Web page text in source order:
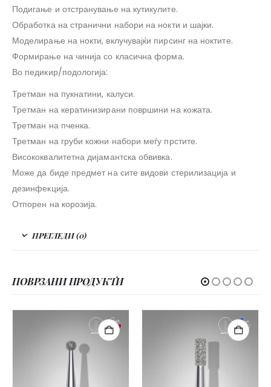
Подигање и отстранување на кутикулите.
Обработка на странични набори на нокти и шајки.
Моделирање на нокти, вклучувајќи пирсинг на ноктите.
Формирање на чинија со класична форма.
Во педикир/подологија:
Третман на пукнатини, калуси.
Третман на кератинизирани површини на кожата.
Третман на пченка.
Третман на груби кожни набори меѓу прстите.
Висококвалитетна дијамантска обвивка.
Може да биде предмет на сите видови стерилизација и
дезинфекција.
Отпорен на корозија.
ПРЕГЛЕДИ (0)
ПОВРЗАНИ ПРОДУКТИ